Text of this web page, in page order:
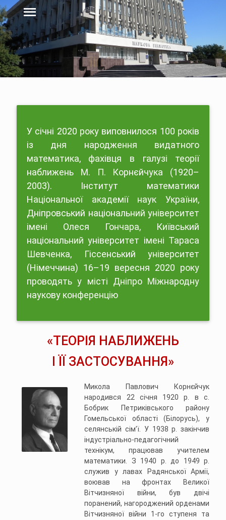
У січні 2020 року виповнилося 100 років
із дня народження видатного
математика, фахівця в галузі теорії
наближень М. П. Корнєйчука (1920–
2003). Інститут математики
Національної академії наук України,
Дніпровський національний університет
імені Олеся Гончара, Київський
національний університет імені Тараса
Шевченка, Гіссенський університет
(Німеччина) 16–19 вересня 2020 року
проводять у місті Дніпро Міжнародну
наукову конференцію
«ТЕОРІЯ НАБЛИЖЕНЬ
І ЇЇ ЗАСТОСУВАННЯ»
Микола Павлович Корнєйчук
народився 22 січня 1920 р. в с.
Бобрик Петриківського району
Гомельської області (Білорусь), у
селянській сім’ї. У 1938 р. закінчив
індустріально-педагогічний
технікум, працював учителем
математики. З 1940 р. до 1949 р.
служив у лавах Радянської Армії,
воював на фронтах Великої
Вітчизняної війни, був двічі
поранений, нагороджений орденами
Вітчизняної війни 1-го ступеня та